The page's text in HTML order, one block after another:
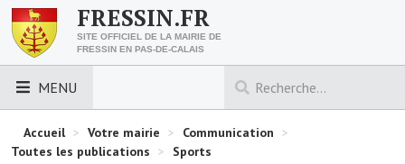
FRESSIN.FR
SITE OFFICIEL DE LA MAIRIE DE
FRESSIN EN PAS-DE-CALAIS
MENU
LES ESSENTIELS
Accueil > Votre mairie > Communication >
Toutes les publications > Sports